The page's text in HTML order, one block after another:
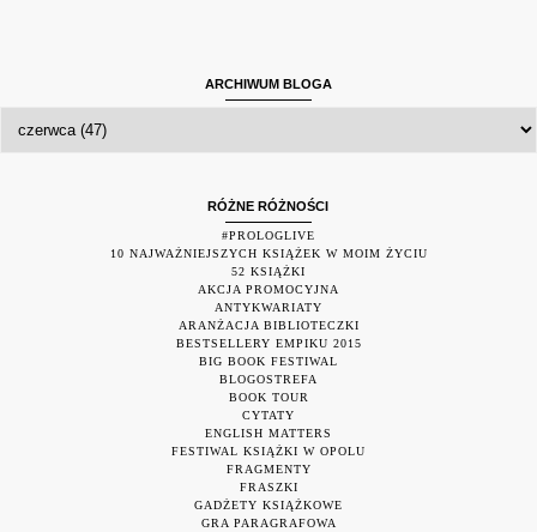
ARCHIWUM BLOGA
RÓŻNE RÓŻNOŚCI
#PROLOGLIVE
10 NAJWAŻNIEJSZYCH KSIĄŻEK W MOIM ŻYCIU
52 KSIĄŻKI
AKCJA PROMOCYJNA
ANTYKWARIATY
ARANŻACJA BIBLIOTECZKI
BESTSELLERY EMPIKU 2015
BIG BOOK FESTIWAL
BLOGOSTREFA
BOOK TOUR
CYTATY
ENGLISH MATTERS
FESTIWAL KSIĄŻKI W OPOLU
FRAGMENTY
FRASZKI
GADŻETY KSIĄŻKOWE
GRA PARAGRAFOWA